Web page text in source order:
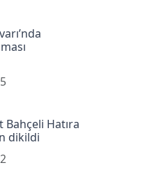
Bahçeli Hatıra
dikildi